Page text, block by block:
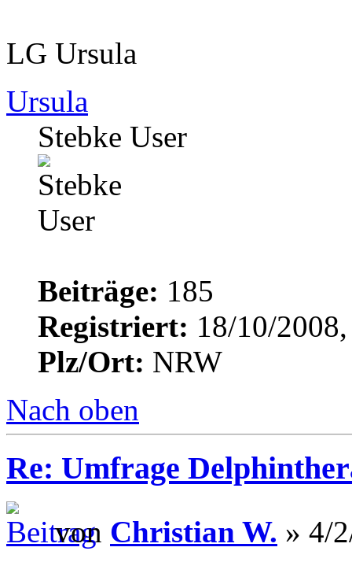
LG Ursula
Ursula
Stebke User
Beiträge: 185
Registriert: 18/10/
Plz/Ort: NRW
Nach oben
Re: Umfrage
von Christian W. » 4/